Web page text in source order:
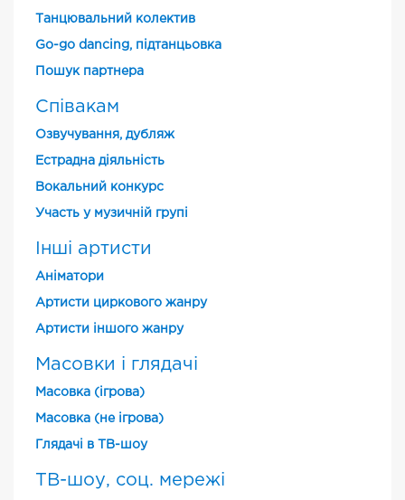
Танцювальний колектив
Go-go dancing, підтанцьовка
Пошук партнера
Співакам
Озвучування, дубляж
Естрадна діяльність
Вокальний конкурс
Участь у музичній групі
Інші артисти
Аніматори
Артисти циркового жанру
Артисти іншого жанру
Масовки і глядачі
Масовка (ігрова)
Масовка (не ігрова)
Глядачі в ТВ-шоу
ТВ-шоу, соц. мережі